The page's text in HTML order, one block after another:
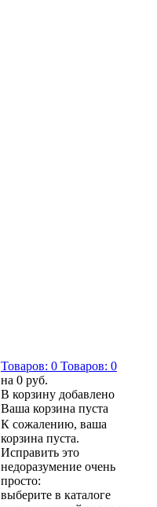
Товаров: 0 Товаров: 0
на 0 руб.
В корзину добавлено
Ваша корзина пуста
К сожалению, ваша
корзина пуста.
Исправить это
недоразумение очень
просто:
выберите в каталоге